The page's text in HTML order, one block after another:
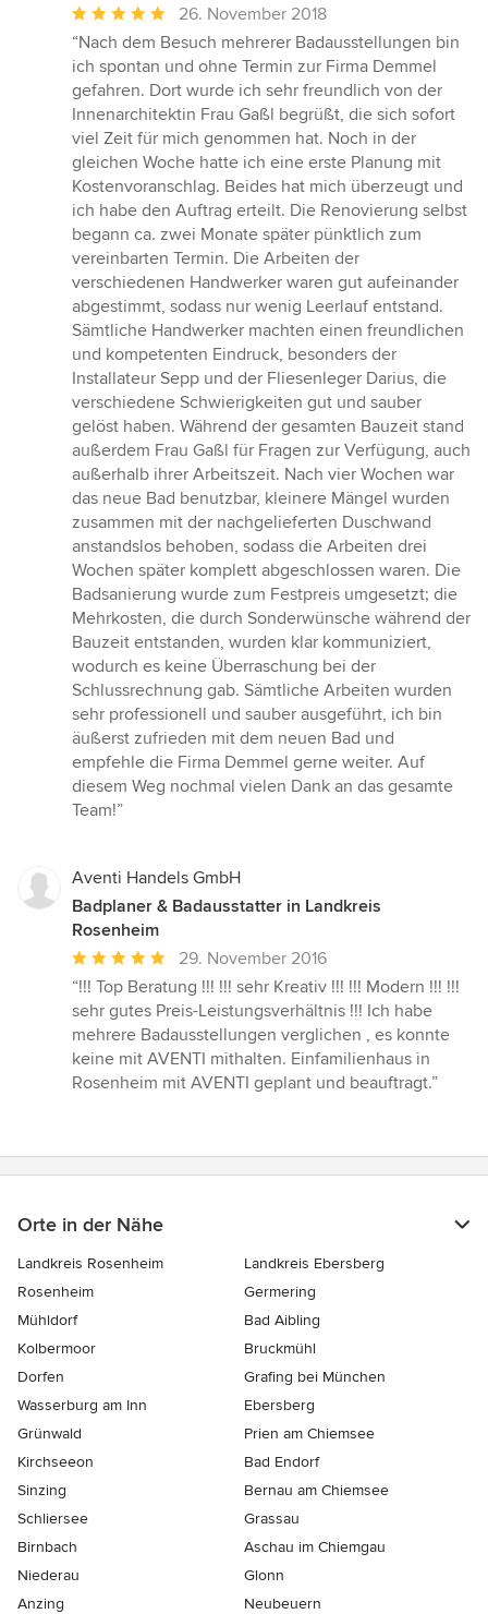
Durchschnittliche
Bewertung:
5
von
5
Sternen
26. November 2018
“Nach dem Besuch mehrerer Badausstellungen bin
ich spontan und ohne Termin zur Firma Demmel
gefahren. Dort wurde ich sehr freundlich von der
Innenarchitektin Frau Gaßl begrüßt, die sich sofort
viel Zeit für mich genommen hat. Noch in der
gleichen Woche hatte ich eine erste Planung mit
Kostenvoranschlag. Beides hat mich überzeugt und
ich habe den Auftrag erteilt. Die Renovierung selbst
begann ca. zwei Monate später pünktlich zum
vereinbarten Termin. Die Arbeiten der
verschiedenen Handwerker waren gut aufeinander
abgestimmt, sodass nur wenig Leerlauf entstand.
Sämtliche Handwerker machten einen freundlichen
und kompetenten Eindruck, besonders der
Installateur Sepp und der Fliesenleger Darius, die
verschiedene Schwierigkeiten gut und sauber
gelöst haben. Während der gesamten Bauzeit stand
außerdem Frau Gaßl für Fragen zur Verfügung, auch
außerhalb ihrer Arbeitszeit. Nach vier Wochen war
das neue Bad benutzbar, kleinere Mängel wurden
zusammen mit der nachgelieferten Duschwand
anstandslos behoben, sodass die Arbeiten drei
Wochen später komplett abgeschlossen waren. Die
Badsanierung wurde zum Festpreis umgesetzt; die
Mehrkosten, die durch Sonderwünsche während der
Bauzeit entstanden, wurden klar kommuniziert,
wodurch es keine Überraschung bei der
Schlussrechnung gab. Sämtliche Arbeiten wurden
sehr professionell und sauber ausgeführt, ich bin
äußerst zufrieden mit dem neuen Bad und
empfehle die Firma Demmel gerne weiter. Auf
diesem Weg nochmal vielen Dank an das gesamte
Team!”
Aventi Handels GmbH
Badplaner & Badausstatter in Landkreis
Rosenheim
Durchschnittliche
Bewertung:
5
von
5
Sternen
29. November 2016
“!!! Top Beratung !!! !!! sehr Kreativ !!! !!! Modern !!! !!!
sehr gutes Preis-Leistungsverhältnis !!! Ich habe
mehrere Badausstellungen verglichen , es konnte
keine mit AVENTI mithalten. Einfamilienhaus in
Rosenheim mit AVENTI geplant und beauftragt.”
Orte in der Nähe
Landkreis Rosenheim
Landkreis Ebersberg
Rosenheim
Germering
Mühldorf
Bad Aibling
Kolbermoor
Bruckmühl
Dorfen
Grafing bei München
Wasserburg am Inn
Ebersberg
Grünwald
Prien am Chiemsee
Kirchseeon
Bad Endorf
Sinzing
Bernau am Chiemsee
Schliersee
Grassau
Birnbach
Aschau im Chiemgau
Niederau
Glonn
Anzing
Neubeuern